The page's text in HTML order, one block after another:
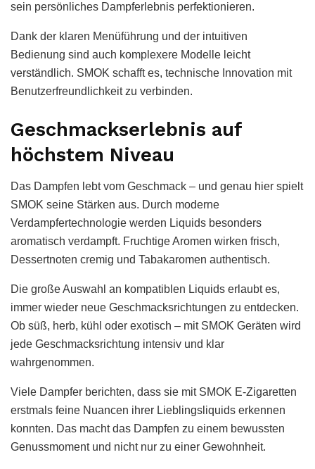
sein persönliches Dampferlebnis perfektionieren.
Dank der klaren Menüführung und der intuitiven
Bedienung sind auch komplexere Modelle leicht
verständlich. SMOK schafft es, technische Innovation mit
Benutzerfreundlichkeit zu verbinden.
Geschmackserlebnis auf
höchstem Niveau
Das Dampfen lebt vom Geschmack – und genau hier spielt
SMOK seine Stärken aus. Durch moderne
Verdampfertechnologie werden Liquids besonders
aromatisch verdampft. Fruchtige Aromen wirken frisch,
Dessertnoten cremig und Tabakaromen authentisch.
Die große Auswahl an kompatiblen Liquids erlaubt es,
immer wieder neue Geschmacksrichtungen zu entdecken.
Ob süß, herb, kühl oder exotisch – mit SMOK Geräten wird
jede Geschmacksrichtung intensiv und klar
wahrgenommen.
Viele Dampfer berichten, dass sie mit SMOK E-Zigaretten
erstmals feine Nuancen ihrer Lieblingsliquids erkennen
konnten. Das macht das Dampfen zu einem bewussten
Genussmoment und nicht nur zu einer Gewohnheit.